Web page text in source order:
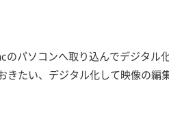
のパソコンへ取り込んでデジタル
きたい、デジタル化して映像の編